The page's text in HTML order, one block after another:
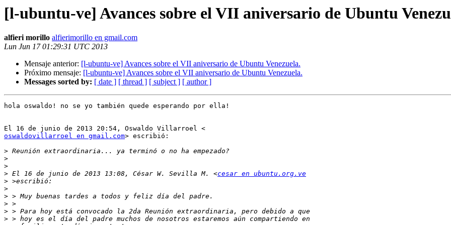
[l-ubuntu-ve] Avances sobre el VII aniversario de Ubuntu
alfieri morillo alfierimorillo en gmail.com
Lun Jun 17 01:29:31 UTC 2013
Mensaje anterior: [l-ubuntu-ve] Avances sobre el VII aniversario de Ubuntu Venezuela.
Próximo mensaje: [l-ubuntu-ve] Avances sobre el VII aniversario de Ubuntu Venezuela.
Messages sorted by: [ date ] [ thread ] [ subject ] [ author ]
hola oswaldo! no se yo también quede esperando por ella!
oswaldovillarroel en gmail.com> escribió:
>
>
>
> El 16 de junio de 2013 13:08, César W. Sevilla M. <cesar en ubuntu.org.ve
>
>
>
>
>
>